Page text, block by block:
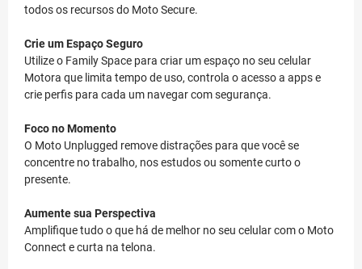
todos os recursos do Moto Secure.
Crie um Espaço Seguro
Utilize o Family Space para criar um espaço no seu celular
Motora que limita tempo de uso, controla o acesso a apps e
crie perfis para cada um navegar com segurança.
Foco no Momento
O Moto Unplugged remove distrações para que você se
concentre no trabalho, nos estudos ou somente curto o
presente.
Aumente sua Perspectiva
Amplifique tudo o que há de melhor no seu celular com o Moto
Connect e curta na telona.